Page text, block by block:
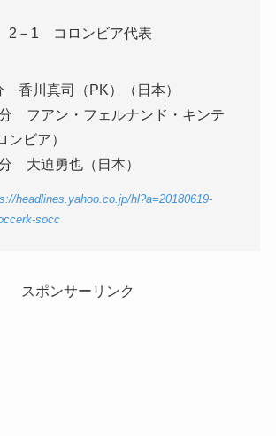
2－1 コロンビア代表
川真司（PK）（日本）
フアン・フェルナンド・キンテ
ンビア）
大迫勇也（日本）
headlines.yahoo.co.jp/hl?a=20180619-
socc
スポンサーリンク